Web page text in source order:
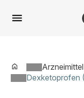
Spring
zu
Arzneimittel
Dexketoprofen